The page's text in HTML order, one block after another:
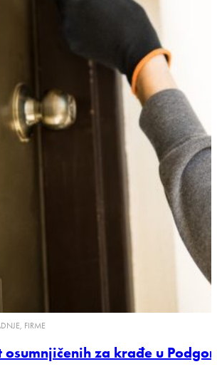
FIRME
osumnjičenih za krađe u